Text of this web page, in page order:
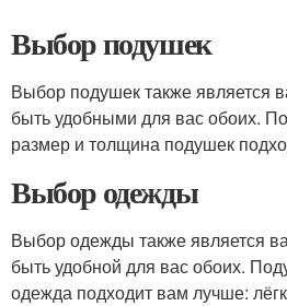
Выбор подушек
Выбор подушек также
быть удобными для вас обоих.
размер и толщина подушек
Выбор одежды
Выбор одежды также является
быть удобной для вас обоих.
одежда подходит вам лучше: